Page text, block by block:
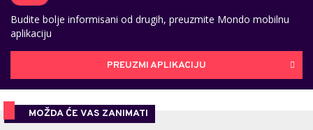
Budite bolje informisani od drugih, preuzmite Mondo mobilnu
aplikaciju
PREUZMI APLIKACIJU
MOŽDA ĆE VAS ZANIMATI